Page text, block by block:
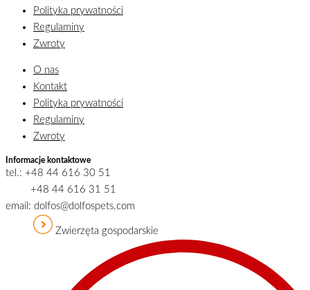
Polityka prywatności
Regulaminy
Zwroty
O nas
Kontakt
Polityka prywatności
Regulaminy
Zwroty
Informacje kontaktowe
tel.: +48 44 616 30 51
+48 44 616 31 51
email: dolfos@dolfospets.com
Zwierzęta gospodarskie